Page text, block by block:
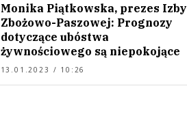
Monika Piątkowska, prezes Izby
Zbożowo-Paszowej: Prognozy
dotyczące ubóstwa
żywnościowego są niepokojące
13.01.2023 / 10:26